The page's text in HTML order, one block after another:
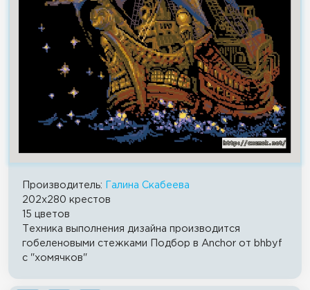
Производитель:
Галина Скабеева
202x280 крестов
15 цветов
Техника выполнения дизайна производится
гобеленовыми стежками Подбор в Anchor от bhbyf
с "хомячков"